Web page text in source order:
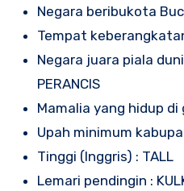
Negara beribukota
Tempat
Negara juara piala
PERANCIS
Mamalia yang hidup di
Upah minimum
Tinggi (Inggris) : TALL
Lemari pendingin :